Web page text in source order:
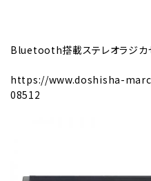
Bluetooth搭載ステレオラジカ
https://www.doshisha-
08512